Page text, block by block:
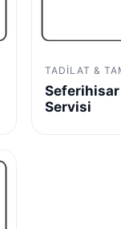
TADILAT &
Servisi